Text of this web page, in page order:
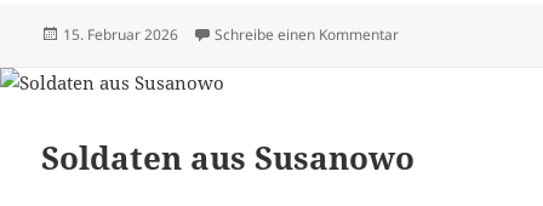
Veröffentlicht
15. Februar 2026 Schreibe einen Kommentarzu Alle Texte und
Soldaten aus Susanowo